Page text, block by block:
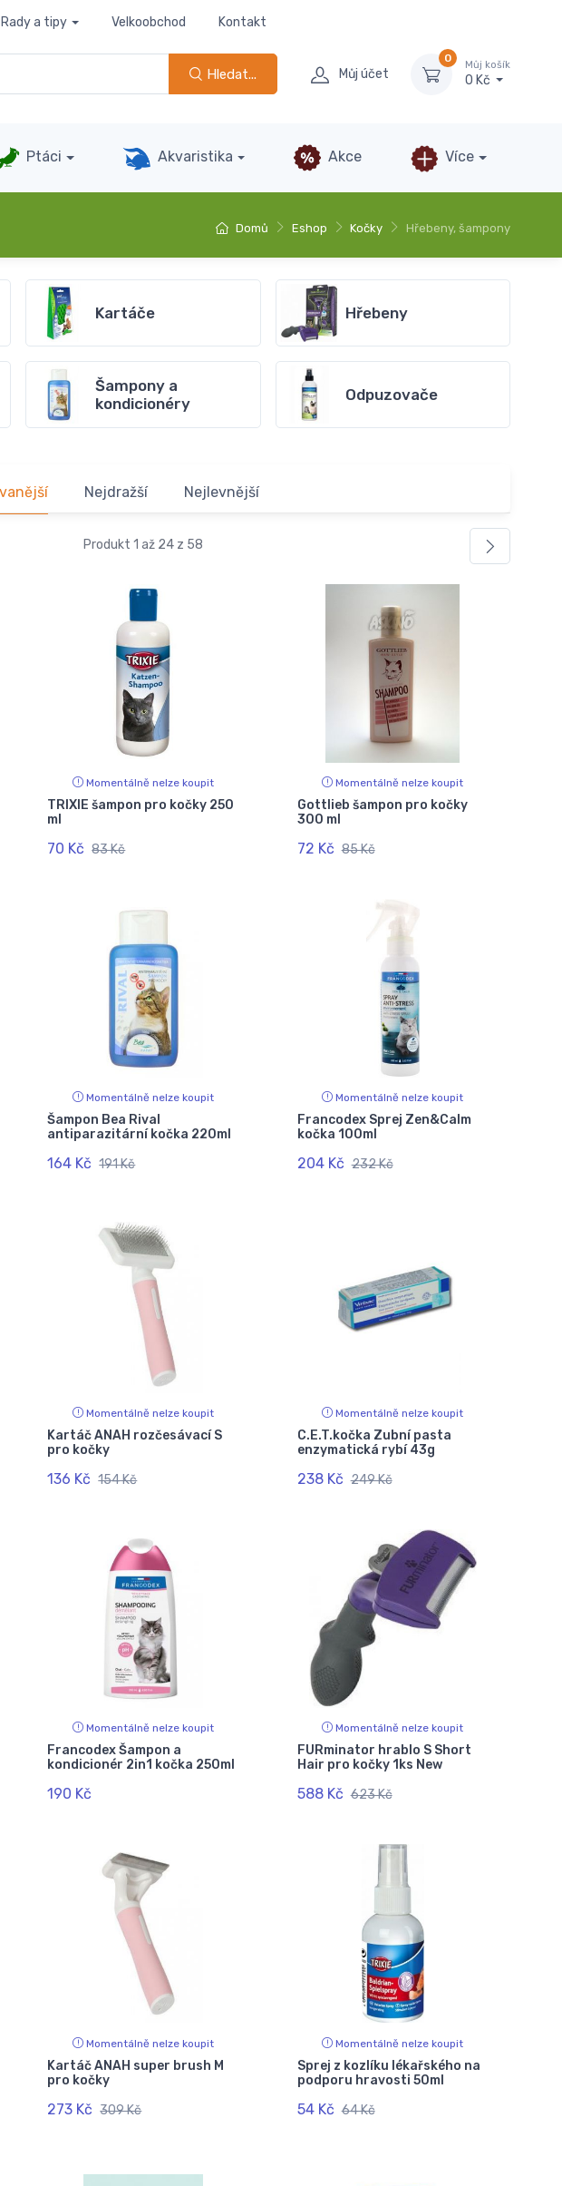
Rady a tipy Velkoobchod Kontakt
Hledat... Můj účet
0
Můj košík
0 Kč
Ptáci Akvaristika Akce Více
Domů Eshop Kočky Hřebeny, šampony
Kartáče Hřebeny
Šampony a
kondicionéry
Odpuzovače
Nejdražší Nejlevnější
Produkt 1 až 24 z 58
Momentálně nelze koupit
TRIXIE šampon pro kočky 250
ml
70 Kč 83 Kč
Momentálně nelze koupit
Gottlieb šampon pro kočky
300 ml
72 Kč 85 Kč
Momentálně nelze koupit
Šampon Bea Rival
antiparazitární kočka 220ml
164 Kč 191 Kč
Momentálně nelze koupit
Francodex Sprej Zen&Calm
kočka 100ml
204 Kč 232 Kč
Momentálně nelze koupit
Kartáč ANAH rozčesávací S
pro kočky
136 Kč 154 Kč
Momentálně nelze koupit
C.E.T.kočka Zubní pasta
enzymatická rybí 43g
238 Kč 249 Kč
Momentálně nelze koupit
Francodex Šampon a
kondicionér 2in1 kočka 250ml
190 Kč
Momentálně nelze koupit
FURminator hrablo S Short
Hair pro kočky 1ks New
588 Kč 623 Kč
Momentálně nelze koupit
Kartáč ANAH super brush M
pro kočky
273 Kč 309 Kč
Momentálně nelze koupit
Sprej z kozlíku lékařského na
podporu hravosti 50ml
54 Kč 64 Kč